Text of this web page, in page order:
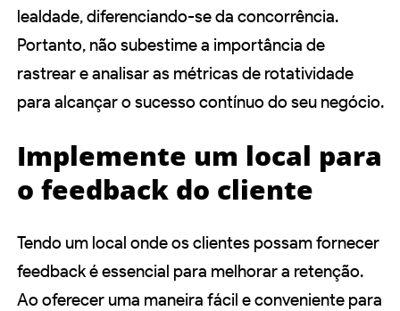
lealdade, diferenciando-se da concorrência.
Portanto, não subestime a importância de
rastrear e analisar as métricas de rotatividade
para alcançar o sucesso contínuo do seu negócio.
Implemente um local para
o feedback do cliente
Tendo um local onde os clientes possam fornecer
feedback é essencial para melhorar a retenção.
Ao oferecer uma maneira fácil e conveniente para